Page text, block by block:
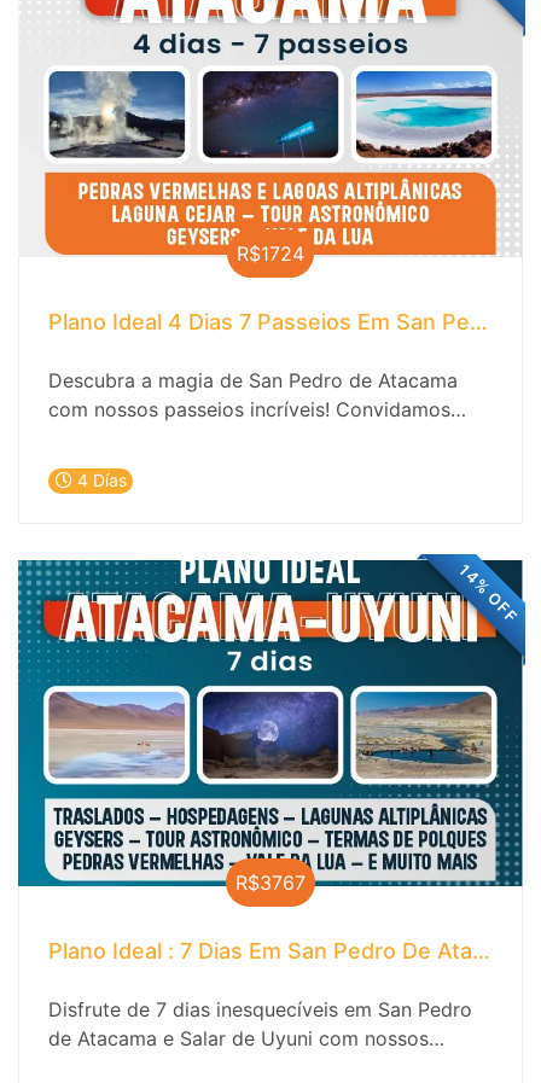
R$1724
Plano Ideal 4 Dias 7 Passeios Em San Pedro
Descubra a magia de San Pedro de Atacama
com nossos passeios incríveis! Convidamos
pelos tesouros naturais e culturais de San Pedro
de Atacama. Explore a magia do deserto, os
tornam este lugar único no mundo.
4 Días
14% OFF
R$3767
Plano Ideal : 7 Dias Em San Pedro De Atacama
Disfrute de 7 dias inesquecíveis em San Pedro
de Atacama e Salar de Uyuni com nossos